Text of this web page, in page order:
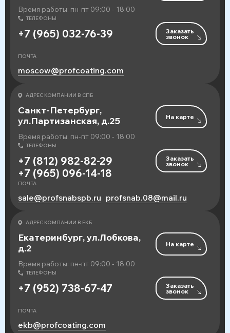
Время работы: пн-пт 09:00 - 18:00
ТЕЛЕФОНЫ
+7 (965) 032-76-39 Заказать
звонок
ПОЧТА
moscow@profcoating.com
АДРЕС КОМПАНИИ В СПБ
Санкт-Петербург,
ул.Партизанская, д.25
Время работы: пн-пт 09:00 - 18:00
На карте
ТЕЛЕФОНЫ
+7 (812) 982-82-29
+7 (965) 096-14-18
Заказать
звонок
ПОЧТА
sale@profsnabspb.ru profsnab.08@mail.ru
АДРЕС КОМПАНИИ В ЕКБ
Екатеринбург, ул.Лобкова,
д.2
Время работы: пн-пт 09:00 - 18:00
На карте
ТЕЛЕФОНЫ
+7 (952) 738-67-47 Заказать
звонок
ПОЧТА
ekb@profcoating.com